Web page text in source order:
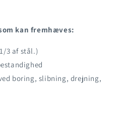
kan fremhæves:
3 af stål.)
boring, slibning, drejning,